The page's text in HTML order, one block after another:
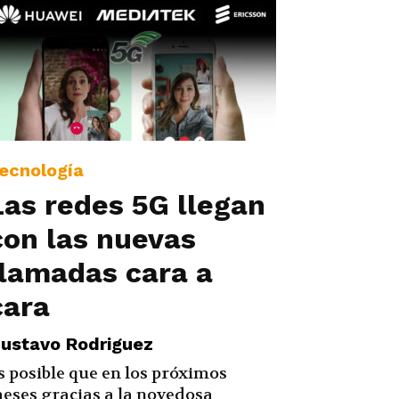
redes 5G llegan
las nuevas
cara a
Rodriguez
posible que en los próximos